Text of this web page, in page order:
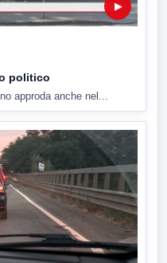
▶
politico
approda anche nel...